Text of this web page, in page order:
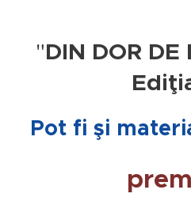
"DIN DOR DE
Pot fi şi